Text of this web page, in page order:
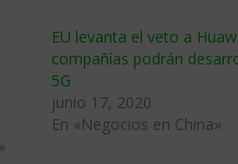
EU levanta el veto a
compañías podrán
5G
junio 17, 2020
En «Negocios en China»